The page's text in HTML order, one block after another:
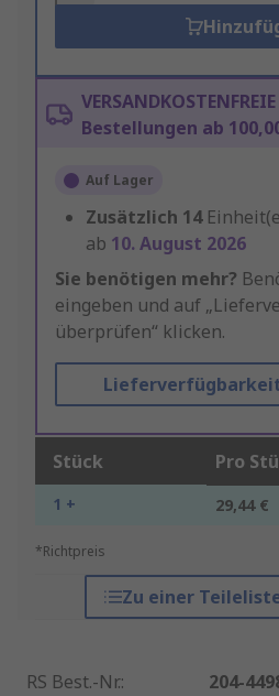
Bestellungen ab
Auf Lager
Zusätzlich 14
ab 10. August 2026
Sie benötigen mehr?
eingeben und auf
überprüfen“ klicken.
Stück Pro
1 + 29,44 €
*Richtpreis
Zu einer
RS Best.-Nr.:
204-